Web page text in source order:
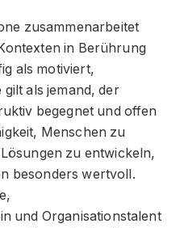
zusammenarbeitet
in Berührung
als motiviert,
als jemand, der
begegnet und offen
Menschen zu
zu entwickeln,
besonders wertvoll.
und Organisationstalent